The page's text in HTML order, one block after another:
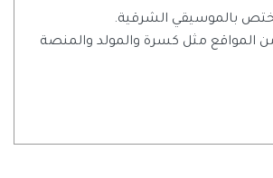
بالموسيقي الشرقية.
المواقع مثل كسرة والمولد والمنصة